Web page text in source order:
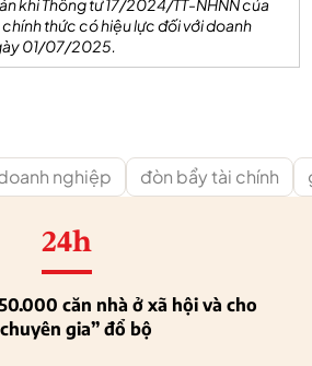
khi Thông tư 17/2024/TT-NHNN của
thức có hiệu lực đối với doanh
01/07/2025.
nghiệp đòn bẩy tài chính
24h
căn nhà ở xã hội và cho
gia” đổ bộ